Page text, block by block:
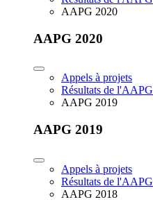
AAPG 2020
AAPG 2020
Appels à projets
Résultats de l'AAPG
AAPG 2019
AAPG 2019
Appels à projets
Résultats de l'AAPG
AAPG 2018